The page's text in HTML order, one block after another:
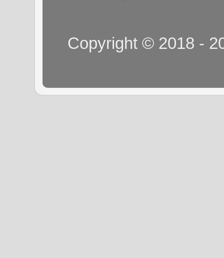
Copyright © 2018 -